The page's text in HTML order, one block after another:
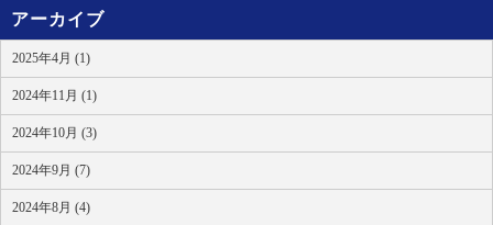
アーカイブ
2025年4月 (1)
2024年11月 (1)
2024年10月 (3)
2024年9月 (7)
2024年8月 (4)